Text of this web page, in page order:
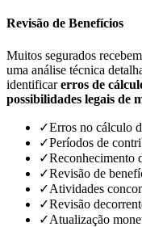
Revisão de Benefícios
Muitos segurados
uma análise técnica
identificarerros de
possibilidades legais de
✓Erros no cálculo
✓Períodos de
✓Reconhecimento
✓Revisão de
✓Atividades
✓Revisão
✓Atualização